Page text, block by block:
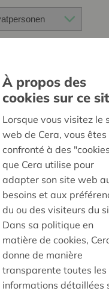
à
en
(suite)
À propos des
cookies sur ce
Lorsque vous visitez le
web de Cera, vous êtes
confronté à des
que Cera utilise pour
adapter son site web
besoins et aux
du ou des visiteurs du
Dans sa politique en
matière de cookies,
donne de manière
transparente toutes les
informations détaillées